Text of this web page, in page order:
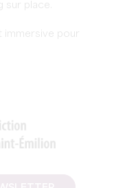
place.
immersive pour